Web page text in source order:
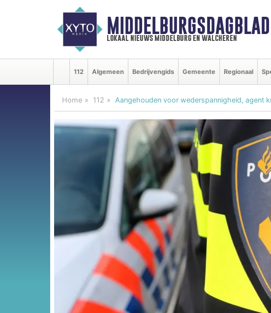
lokaal nieuws middelburg en walcheren
112 Algemeen Bedrijvengids Gemeente Regionaal
Home 112 Aangehouden voor wederspannigheid, agent